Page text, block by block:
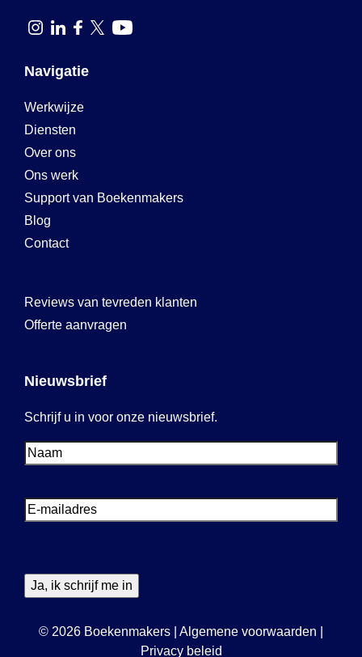
Navigatie
Werkwijze
Diensten
Over ons
Ons werk
Support van Boekenmakers
Blog
Contact
Reviews van tevreden klanten
Offerte aanvragen
Nieuwsbrief
Schrijf u in voor onze nieuwsbrief.
Voornaam
E-
mailadres
© 2026 Boekenmakers Algemene voorwaarden
Privacy beleid